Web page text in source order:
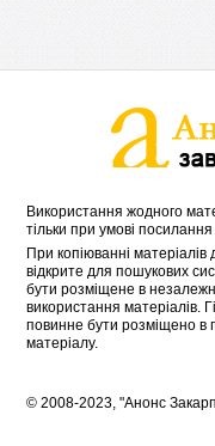
Використання жодного
тільки при умові
При копіюванні
відкрите для пошукових
бути розміщене в
використання матеріалів.
повинне бути розміщено в
матеріалу.
© 2008-2023, "Анонс